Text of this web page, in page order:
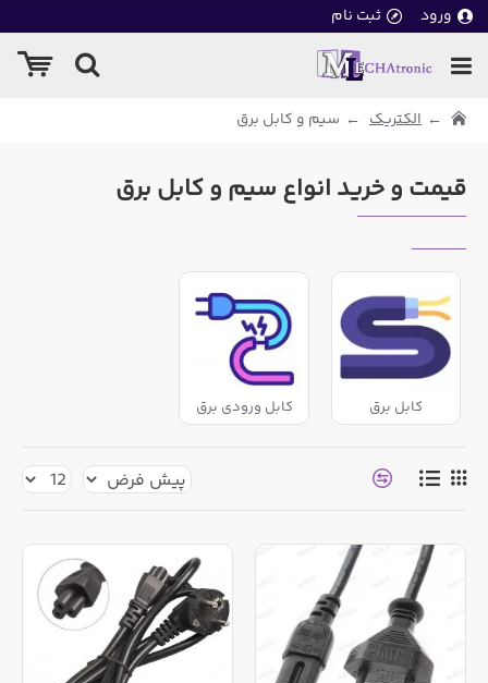
ورود ثبت نام
الکتریک سیم و کابل برق
قیمت و خرید انواع سیم و کابل برق
کابل برق کابل ورودی برق